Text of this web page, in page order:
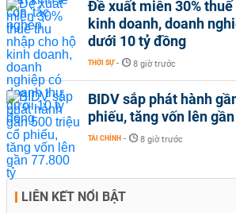
Đề xuất miễn 30%
kinh doanh, doanh
dưới 10 tỷ đồng
THỜI SỰ - 8 giờ trước
BIDV sắp phát hành
phiếu, tăng vốn lên
TÀI CHÍNH - 8 giờ trước
LIÊN KẾT NỔI BẬT